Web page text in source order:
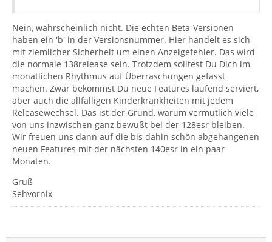
Nein, wahrscheinlich nicht. Die echten Beta-Versionen
haben ein 'b' in der Versionsnummer. Hier handelt es sich
mit ziemlicher Sicherheit um einen Anzeigefehler. Das wird
die normale 138release sein. Trotzdem solltest Du Dich im
monatlichen Rhythmus auf Überraschungen gefasst
machen. Zwar bekommst Du neue Features laufend serviert,
aber auch die allfälligen Kinderkrankheiten mit jedem
Releasewechsel. Das ist der Grund, warum vermutlich viele
von uns inzwischen ganz bewußt bei der 128esr bleiben.
Wir freuen uns dann auf die bis dahin schön abgehangenen
neuen Features mit der nächsten 140esr in ein paar
Monaten.
Gruß
Sehvornix